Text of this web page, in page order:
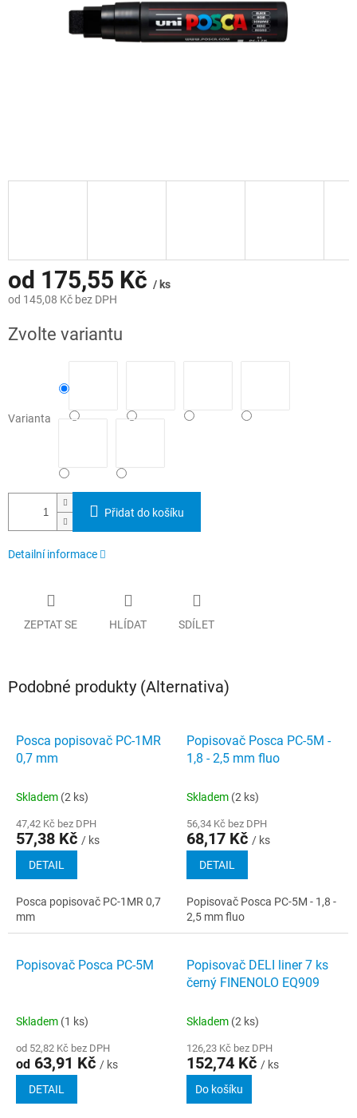
od 175,55 Kč / ks
od 145,08 Kč bez DPH
cena:
Zvolte variantu
Varianta
Přidat do košíku
Detailní informace
ZEPTAT SE HLÍDAT SDÍLET
Podobné produkty (Alternativa)
Posca popisovač PC-1MR
0,7 mm
Skladem (2 ks)
47,42 Kč bez DPH
57,38 Kč / ks
DETAIL
Posca popisovač PC-1MR 0,7
mm
Popisovač Posca PC-5M -
1,8 - 2,5 mm fluo
Skladem (2 ks)
56,34 Kč bez DPH
68,17 Kč / ks
DETAIL
Popisovač Posca PC-5M - 1,8 -
2,5 mm fluo
Popisovač Posca PC-5M
Skladem (1 ks)
od 52,82 Kč bez DPH
od 63,91 Kč / ks
DETAIL
Popisovač DELI liner 7 ks
černý FINENOLO EQ909
Skladem (2 ks)
126,23 Kč bez DPH
152,74 Kč / ks
Do košíku